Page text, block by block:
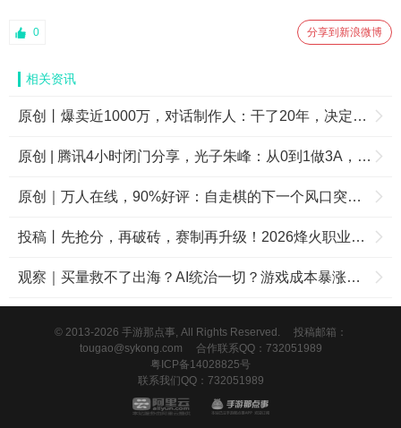
0 分享到新浪微博
相关资讯
原创丨爆卖近1000万，对话制作人：干了20年，决定在中国拼一把
原创 | 腾讯4小时闭门分享，光子朱峰：从0到1做3A，坚守长期主义
原创｜万人在线，90%好评：自走棋的下一个风口突然爆了？
投稿丨先抢分，再破砖，赛制再升级！2026烽火职业联赛夏季赛8月5日开赛
观察｜买量救不了出海？AI统治一切？游戏成本暴涨？——对话谷歌
© 2013-2026 手游那点事, All Rights Reserved.
投稿邮箱：
tougao@sykong.com 合作联系QQ：732051989
粤ICP备14028825号
联系我们QQ：732051989